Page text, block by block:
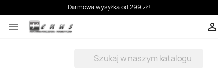
Darmowa wysyłka od 299 zł!
 